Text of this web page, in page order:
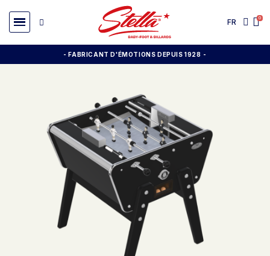
FR
- FABRICANT D'ÉMOTIONS DEPUIS 1928 -